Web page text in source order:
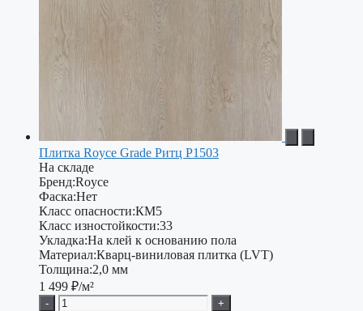
Плитка Royce Grade Ритц P1503
На складе
Бренд:Royce
Фаска:Нет
Класс опасности:КМ5
Класс изностойкости:33
Укладка:На клей к основанию пола
Материал:Кварц-виниловая плитка (LVT)
Толщина:2,0 мм
1 499 ₽/м²
-
+